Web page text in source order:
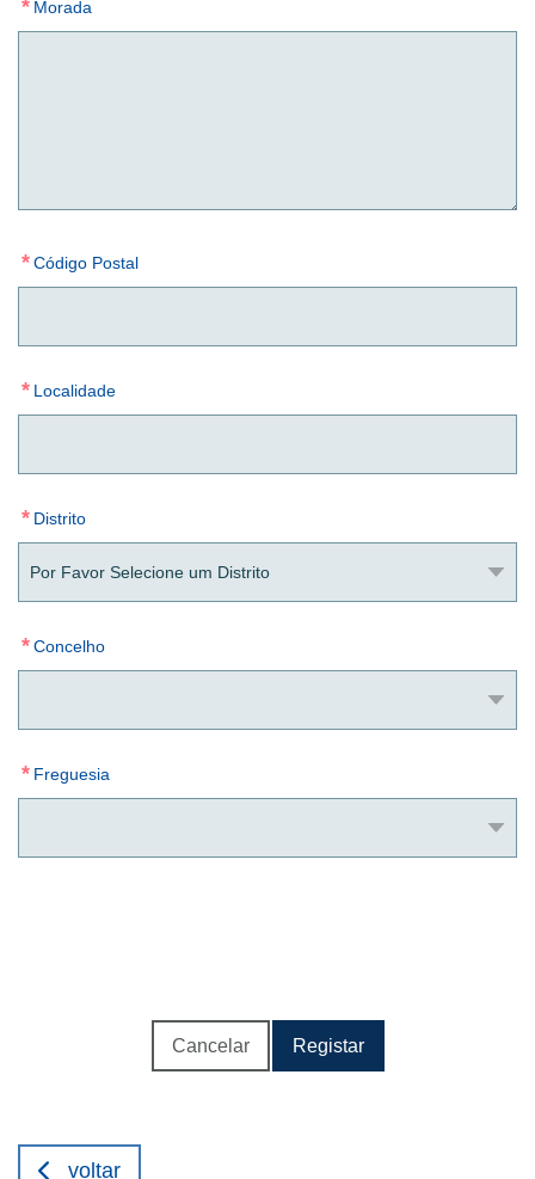
* Morada
*Código Postal
* Localidade
* Distrito
*Concelho
* Freguesia
Cancelar Registar
voltar